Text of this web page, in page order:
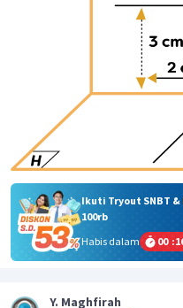
Ikuti Tryout SNBT
100rb
Habis dalam
00 :
Y. Maghfirah